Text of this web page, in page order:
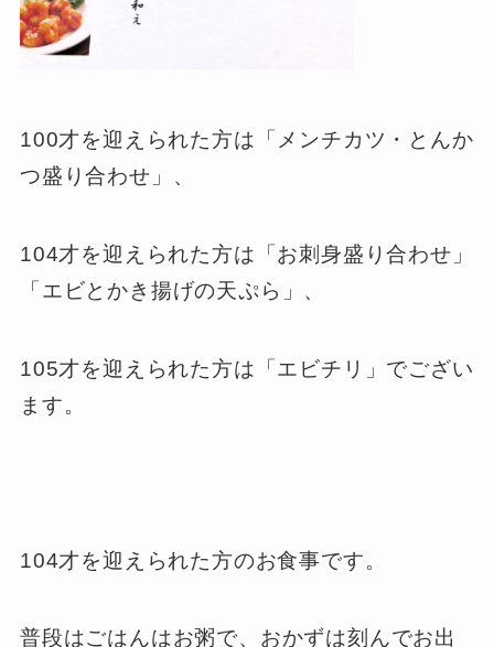
100才を迎えられた方は「メンチカツ・とんか
つ盛り合わせ」、
104才を迎えられた方は「お刺身盛り合わせ」
「エビとかき揚げの天ぷら」、
105才を迎えられた方は「エビチリ」でござい
ます。
104才を迎えられた方のお食事です。
普段はごはんはお粥で、おかずは刻んでお出